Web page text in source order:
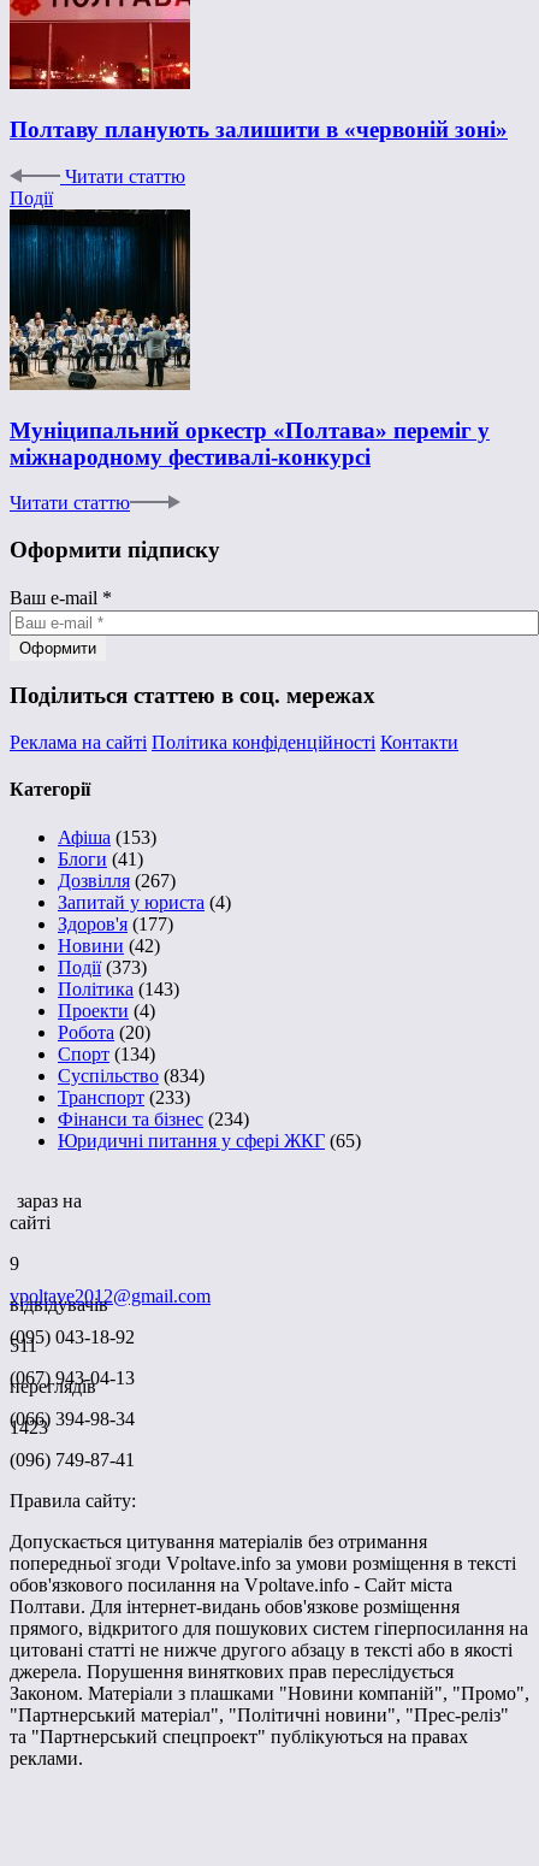
Полтаву планують залишити в «червоній зоні»
Читати статтю
Події
Муніципальний оркестр «Полтава» переміг у
міжнародному фестивалі-конкурсі
Читати статтю
Оформити підписку
Ваш e-mail *
Поділиться статтею в соц. мережах
Реклама на сайті Політика конфіденційності Контакти
Категорії
Афіша (153)
Блоги (41)
Дозвілля (267)
Запитай у юриста (4)
Здоров'я (177)
Новини (42)
Події(373)
Політика (143)
Проекти (4)
Робота (20)
Спорт (134)
Суспільство (834)
Транспорт (233)
Фінанси та бізнес (234)
Юридичні питання у сфері ЖКГ (65)
зараз на
сайті
9
відвідувачів
511
переглядів
1423
vpoltave2012@gmail.com
(095) 043-18-92
(067) 943-04-13
(066) 394-98-34
(096) 749-87-41
Правила сайту:
Допускається цитування матеріалів без отримання
попередньої згоди Vpoltave.info за умови розміщення в тексті
обов'язкового посилання на Vpoltave.info - Сайт міста
Полтави. Для інтернет-видань обов'язкове розміщення
прямого, відкритого для пошукових систем гіперпосилання на
цитовані статті не нижче другого абзацу в тексті або в якості
джерела. Порушення виняткових прав переслідується
Законом. Матеріали з плашками "Новини компаній", "Промо",
"Партнерський матеріал", "Політичні новини", "Прес-реліз"
та "Партнерський спецпроект" публікуються на правах
реклами.